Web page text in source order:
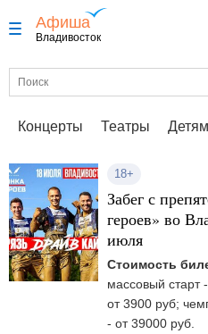
Афиша
Владивосток
Концерты Театры Детям
18+
Забег с
героев» во
июля
Стоимость
массовый старт
от 3900 руб;
- от 39000 руб.